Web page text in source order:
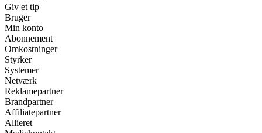
Giv et tip
Bruger
Min konto
Abonnement
Omkostninger
Styrker
Systemer
Netværk
Reklamepartner
Brandpartner
Affiliatepartner
Allieret